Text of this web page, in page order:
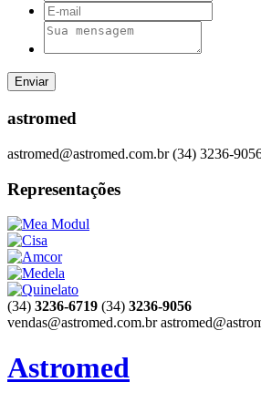
astromed
astromed@astromed.com.br (34) 3236-
Representações
(34) 3236-6719 (34) 3236-9056
vendas@astromed.com.br
Astromed